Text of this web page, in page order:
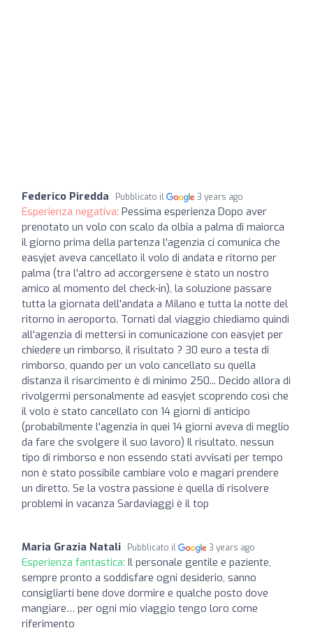
Federico Piredda Pubblicato il 3 years ago
Esperienza negativa: Pessima esperienza Dopo aver
prenotato un volo con scalo da olbia a palma di maiorca
il giorno prima della partenza l'agenzia ci comunica che
easyjet aveva cancellato il volo di andata e ritorno per
palma (tra l'altro ad accorgersene è stato un nostro
amico al momento del check-in), la soluzione passare
tutta la giornata dell'andata a Milano e tutta la notte del
ritorno in aeroporto. Tornati dal viaggio chiediamo quindi
all'agenzia di mettersi in comunicazione con easyjet per
chiedere un rimborso, il risultato ? 30 euro a testa di
rimborso, quando per un volo cancellato su quella
distanza il risarcimento è di minimo 250... Decido allora di
rivolgermi personalmente ad easyjet scoprendo così che
il volo è stato cancellato con 14 giorni di anticipo
(probabilmente l'agenzia in quei 14 giorni aveva di meglio
da fare che svolgere il suo lavoro) Il risultato, nessun
tipo di rimborso e non essendo stati avvisati per tempo
non è stato possibile cambiare volo e magari prendere
un diretto. Se la vostra passione è quella di risolvere
problemi in vacanza Sardaviaggi è il top
Maria Grazia Natali Pubblicato il 3 years ago
Esperienza fantastica: Il personale gentile e paziente,
sempre pronto a soddisfare ogni desiderio, sanno
consigliarti bene dove dormire e qualche posto dove
mangiare… per ogni mio viaggio tengo loro come
riferimento